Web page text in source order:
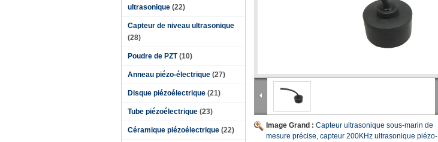
ultrasonique (22)
Capteur de niveau ultrasonique
(28)
Poudre de PZT (10)
Anneau piézo-électrique (27)
Disque piézoélectrique (21)
Tube piézoélectrique (23)
Céramique piézoélectrique (22)
Image Grand : Capteur ultrasonique sous-marin de
mesure précise, capteur 200KHz ultrasonique piézo-